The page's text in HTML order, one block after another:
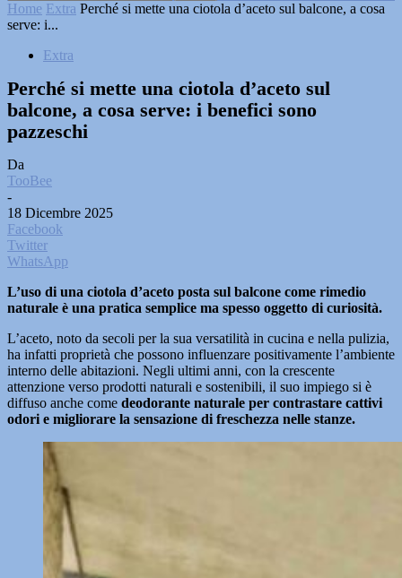
Home Extra Perché si mette una ciotola d’aceto sul balcone, a cosa
serve: i...
Extra
Perché si mette una ciotola d’aceto sul
balcone, a cosa serve: i benefici sono
pazzeschi
Da
TooBee
-
18 Dicembre 2025
Facebook
Twitter
WhatsApp
L’uso di una ciotola d’aceto posta sul balcone come rimedio
naturale è una pratica semplice ma spesso oggetto di curiosità.
L’aceto, noto da secoli per la sua versatilità in cucina e nella pulizia,
ha infatti proprietà che possono influenzare positivamente l’ambiente
interno delle abitazioni. Negli ultimi anni, con la crescente
attenzione verso prodotti naturali e sostenibili, il suo impiego si è
diffuso anche come deodorante naturale per contrastare cattivi
odori e migliorare la sensazione di freschezza nelle stanze.